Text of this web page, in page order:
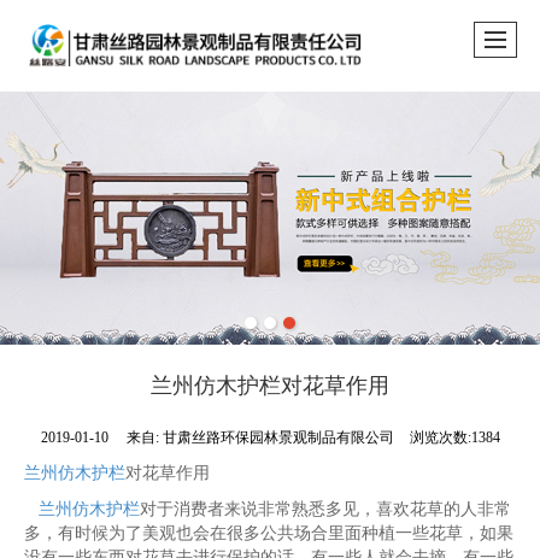
兰州仿木护栏对花草作用
2019-01-10 来自: 甘肃丝路环保园林景观制品有限公司 浏览次数:1384
兰州仿木护栏对花草作用
兰州仿木护栏对于消费者来说非常熟悉多见，喜欢花草的人非常
多，有时候为了美观也会在很多公共场合里面种植一些花草，如果